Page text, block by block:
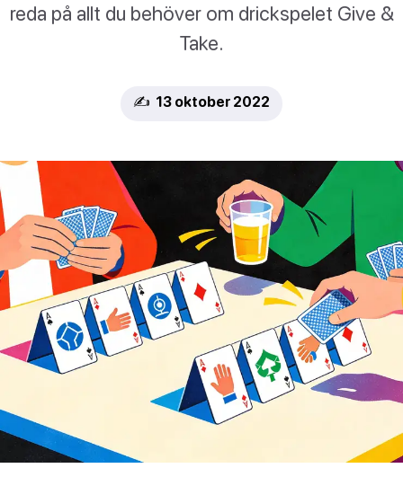
reda på allt du behöver om drickspelet Give &
Take.
✍️ 13 oktober 2022